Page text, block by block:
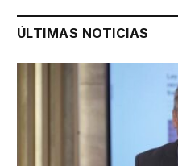
ÚLTIMAS NOTICIAS